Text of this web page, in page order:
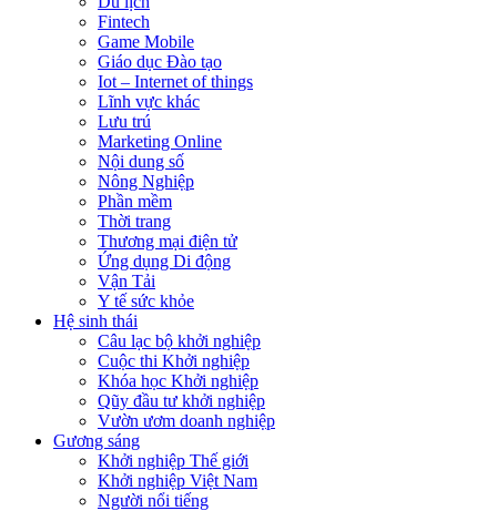
Fintech
Game Mobile
Giáo dục Đào tạo
Iot – Internet of things
Lĩnh vực khác
Lưu trú
Marketing Online
Nội dung số
Nông Nghiệp
Phần mềm
Thời trang
Thương mại điện tử
Ứng dụng Di động
Vận Tải
Y tế sức khỏe
Hệ sinh thái
Câu lạc bộ khởi nghiệp
Cuộc thi Khởi nghiệp
Khóa học Khởi nghiệp
Qũy đầu tư khởi nghiệp
Vườn ươm doanh nghiệp
Gương sáng
Khởi nghiệp Thế giới
Khởi nghiệp Việt Nam
Người nổi tiếng